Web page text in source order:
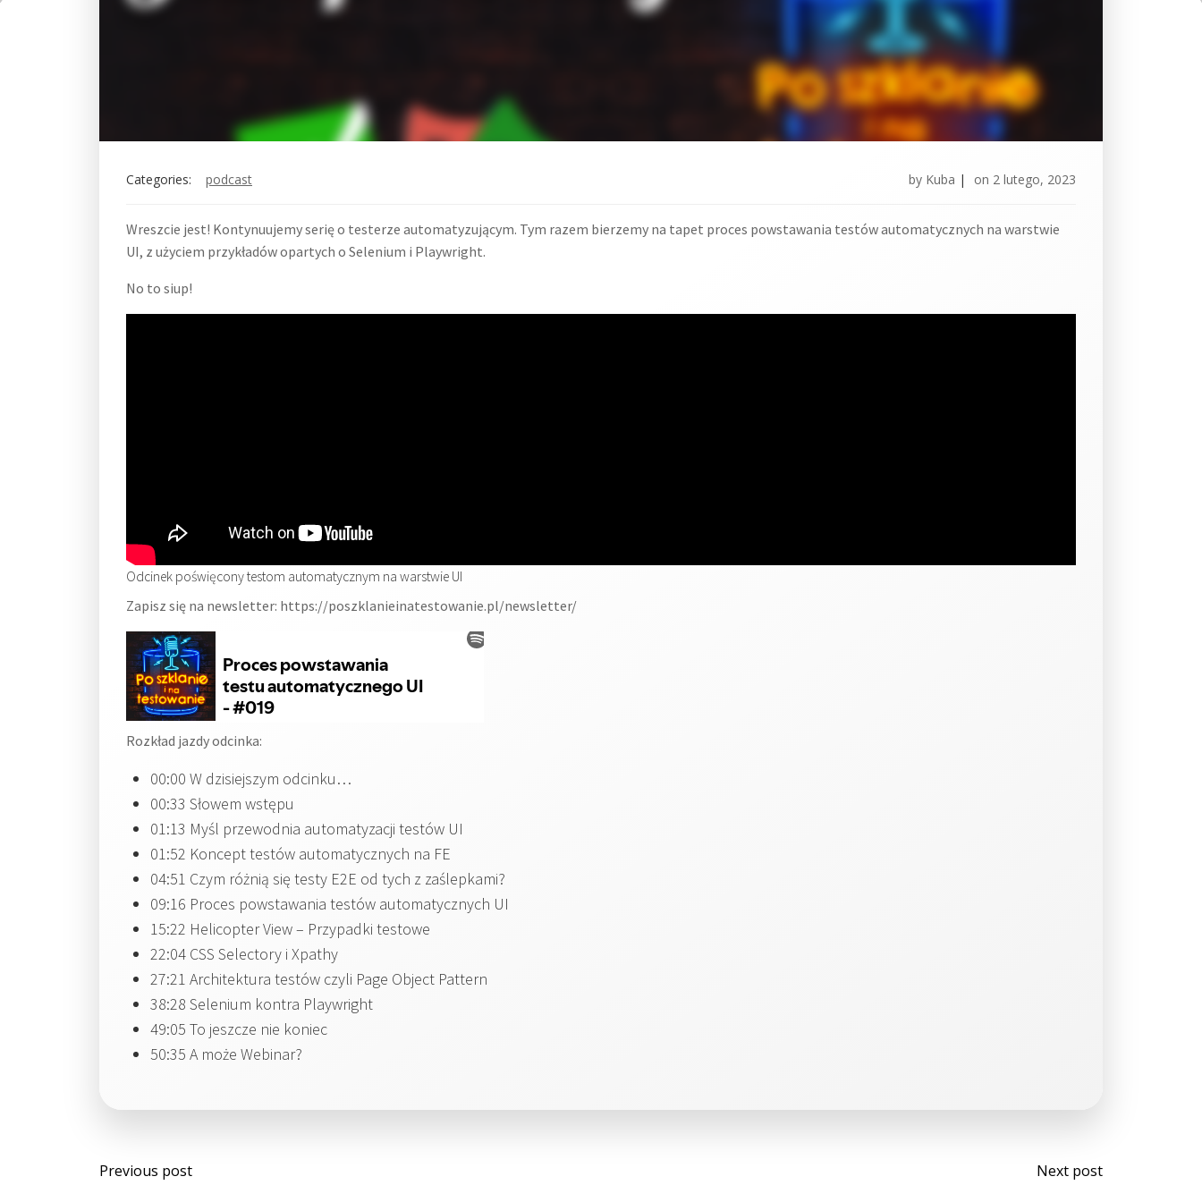
Categories: podcast by Kuba | on 2 lutego, 2023
Wreszcie jest! Kontynuujemy serię o testerze automatyzującym. Tym razem bierzemy na tapet proces powstawania testów automatycznych na warstwie
UI, z użyciem przykładów opartych o Selenium i Playwright.
No to siup!
Odcinek poświęcony testom automatycznym na warstwie UI
Zapisz się na newsletter: https://poszklanieinatestowanie.pl/newsletter/
Rozkład jazdy odcinka:
00:00 W dzisiejszym odcinku…
00:33 Słowem wstępu
01:13 Myśl przewodnia automatyzacji testów UI
01:52 Koncept testów automatycznych na FE
04:51 Czym różnią się testy E2E od tych z zaślepkami?
09:16 Proces powstawania testów automatycznych UI
15:22 Helicopter View – Przypadki testowe
22:04 CSS Selectory i Xpathy
27:21 Architektura testów czyli Page Object Pattern
38:28 Selenium kontra Playwright
49:05 To jeszcze nie koniec
50:35 A może Webinar?
Post
Previous post
Post
Next post